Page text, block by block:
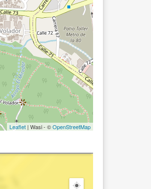
Leaflet | Wasi - ©OpenStreetMap